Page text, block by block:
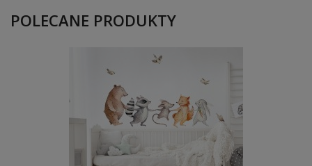
POLECANE PRODUKTY